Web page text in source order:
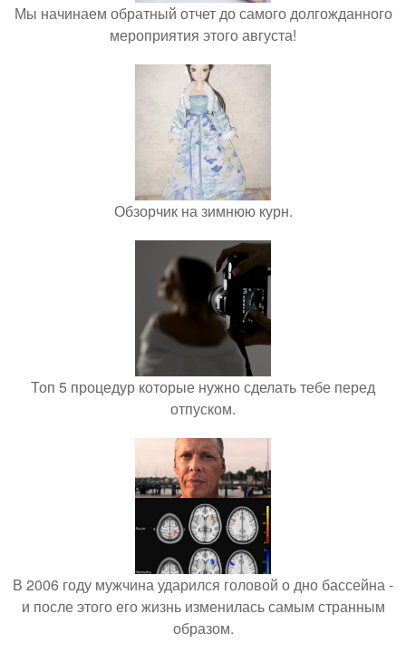
Мы начинаем обратный отчет до самого долгожданного
мероприятия этого августа!
Обзорчик на зимнюю курн.
Топ 5 процедур которые нужно сделать тебе перед
отпуском.
В 2006 году мужчина ударился головой о дно бассейна -
и после этого его жизнь изменилась самым странным
образом.